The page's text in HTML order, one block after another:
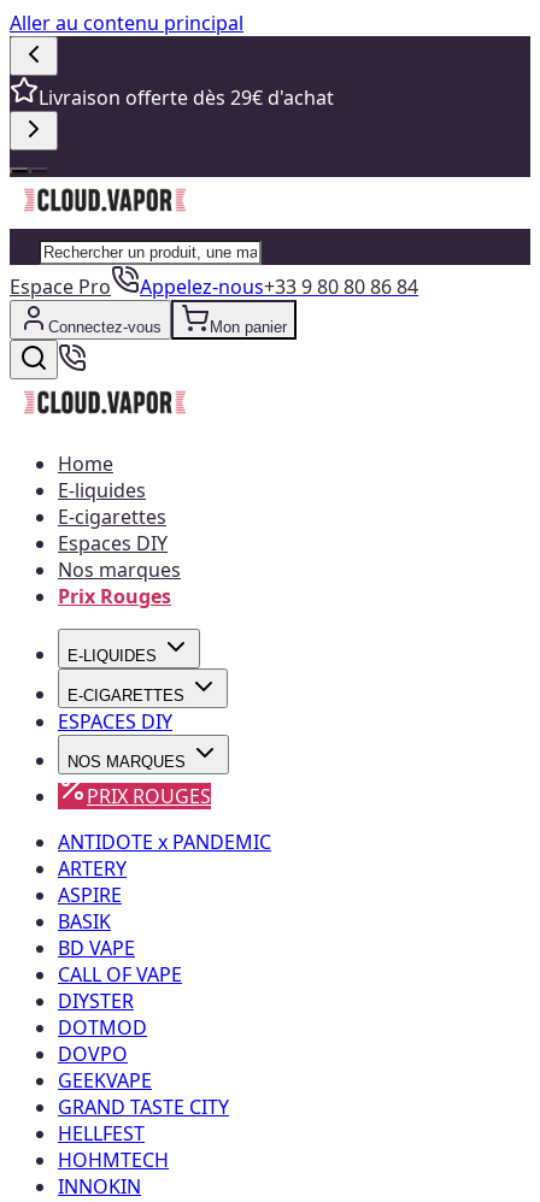
Aller au contenu principal
Livraison offerte dès 29€ d'achat
Espace Pro Appelez-nous+33 9 80 80 86 84
Connectez-vous Mon panier
Home
E-liquides
E-cigarettes
Espaces DIY
Nos marques
Prix Rouges
E-LIQUIDES
E-CIGARETTES
ESPACES DIY
NOS MARQUES
PRIX ROUGES
ANTIDOTE x PANDEMIC
ARTERY
ASPIRE
BASIK
BD VAPE
CALL OF VAPE
DIYSTER
DOTMOD
DOVPO
GEEKVAPE
GRAND TASTE CITY
HELLFEST
HOHMTECH
INNOKIN